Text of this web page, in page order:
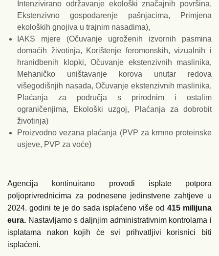
Intenzivirano održavanje ekološki značajnih površina,
Ekstenzivno gospodarenje pašnjacima, Primjena
ekoloških gnojiva u trajnim nasadima),
IAKS mjere (Očuvanje ugroženih izvornih pasmina
domaćih životinja, Korištenje feromonskih, vizualnih i
hranidbenih klopki, Očuvanje ekstenzivnih maslinika,
Mehaničko uništavanje korova unutar redova
višegodišnjih nasada, Očuvanje ekstenzivnih maslinika,
Plaćanja za područja s prirodnim i ostalim
ograničenjima, Ekološki uzgoj, Plaćanja za dobrobit
životinja)
Proizvodno vezana plaćanja (PVP za krmno proteinske
usjeve, PVP za voće)
Agencija kontinuirano provodi isplate potpora
poljoprivrednicima za podnesene jedinstvene zahtjeve u
2024. godini te je do sada isplaćeno više od 415 milijuna
eura. Nastavljamo s daljnjim administrativnim kontrolama i
isplatama nakon kojih će svi prihvatljivi korisnici biti
isplaćeni.